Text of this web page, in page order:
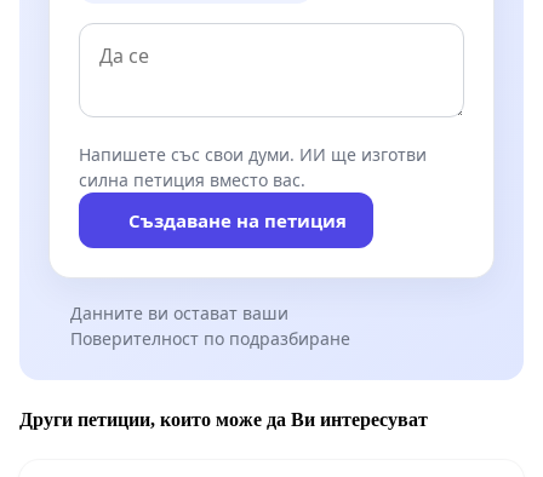
Напишете със свои думи. ИИ ще изготви
силна петиция вместо вас.
Създаване на петиция
Данните ви остават ваши
Поверителност по подразбиране
Други петиции, които може да Ви интересуват